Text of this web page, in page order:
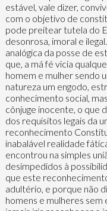
estável, vale dizer,
com o objetivo de
pode preitear tutela do
desonrosa, imoral e
analógica da posse de
que, a má fé vicia
homem e mulher sendo
natureza um engodo,
conhecimento social,
cônjuge inocente, o que
dos requisitos legais da
reconhecimento
inabalável realidade
encontrou na simples
desimpedidos à
que este
adultério, e porque não
homens e mulheres sem